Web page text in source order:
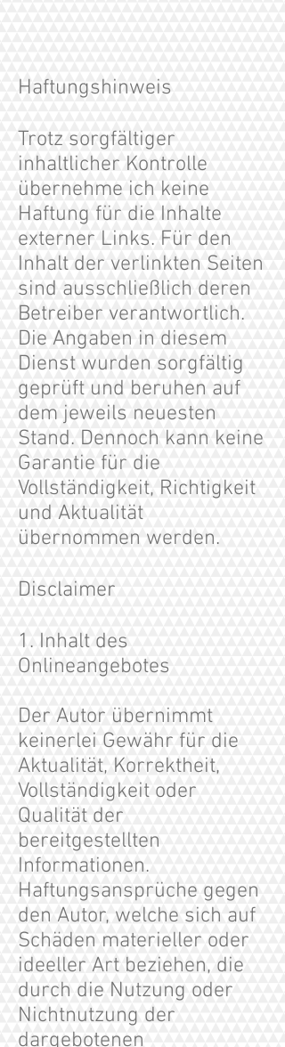
Haftungshinweis
Trotz sorgfältiger
inhaltlicher Kontrolle
übernehme ich keine
Haftung für die Inhalte
externer Links. Für den
Inhalt der verlinkten Seiten
sind ausschließlich deren
Betreiber verantwortlich.
Die Angaben in diesem
Dienst wurden sorgfältig
geprüft und beruhen auf
dem jeweils neuesten
Stand. Dennoch kann keine
Garantie für die
Vollständigkeit, Richtigkeit
und Aktualität
übernommen werden.
Disclaimer
1. Inhalt des
Onlineangebotes
Der Autor übernimmt
keinerlei Gewähr für die
Aktualität, Korrektheit,
Vollständigkeit oder
Qualität der
bereitgestellten
Informationen.
Haftungsansprüche gegen
den Autor, welche sich auf
Schäden materieller oder
ideeller Art beziehen, die
durch die Nutzung oder
Nichtnutzung der
dargebotenen